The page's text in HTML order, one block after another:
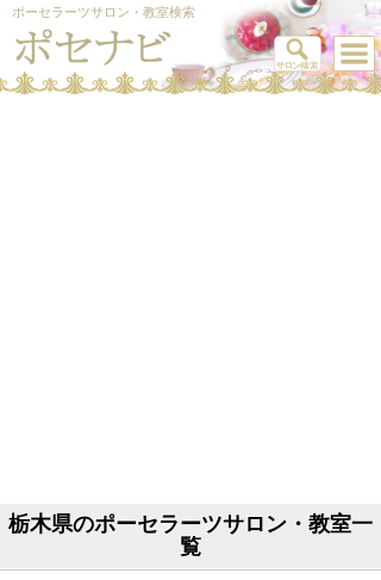
ポーセラーツサロン・教室検索
栃木県のポーセラーツサロン・教室一
覧